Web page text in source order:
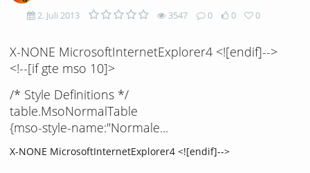
2. Juli 2013 3547
3547
views
0
Kommentare
0
likes
0
favorites
X-NONE MicrosoftInternetExplorer4 <![endif]-->
<!--[if gte mso 10]>
/* Style Definitions */
table.MsoNormalTable
{mso-style-name:"Normale...
X-NONE MicrosoftInternetExplorer4 <![endif]-->